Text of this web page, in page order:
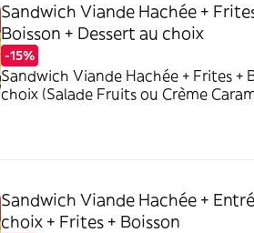
Sandwich Viande Hachée +
Boisson + Dessert au choix
-15%
Sandwich Viande Hachée + Frites +
choix (Salade Fruits ou Crème
Sandwich Viande Hachée +
choix + Frites + Boisson